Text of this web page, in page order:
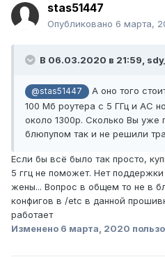
stas51447
Опубликовано 6 марта,
В 06.03.2020 в 21:59,
@stas51447
А оно того
100 Мб роутера с 5 ГГц и АС
около 1300р. Сколько Вы уже
блюпупом так и не решили
Если бы всё было так просто,
5 ггц не поможет. Нет
жены... Вопрос в общем то не в
конфигов в /etc в данной
работает
Изменено 6 марта, 2020